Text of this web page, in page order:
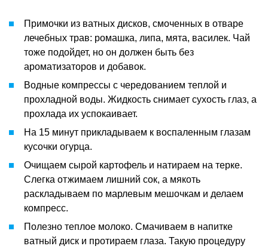
Примочки из ватных дисков, смоченных в отваре
лечебных трав: ромашка, липа, мята, василек. Чай
тоже подойдет, но он должен быть без
ароматизаторов и добавок.
Водные компрессы с чередованием теплой и
прохладной воды. Жидкость снимает сухость глаз, а
прохлада их успокаивает.
На 15 минут прикладываем к воспаленным глазам
кусочки огурца.
Очищаем сырой картофель и натираем на терке.
Слегка отжимаем лишний сок, а мякоть
раскладываем по марлевым мешочкам и делаем
компресс.
Полезно теплое молоко. Смачиваем в напитке
ватный диск и протираем глаза. Такую процедуру